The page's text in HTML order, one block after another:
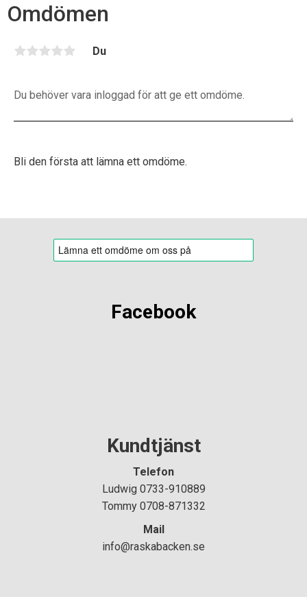
Omdömen
Du
Bli den första att lämna ett omdöme.
Facebook
Kundtjänst
Telefon
Ludwig 0733-910889
Tommy 0708-871332
Mail
info@raskabacken.se